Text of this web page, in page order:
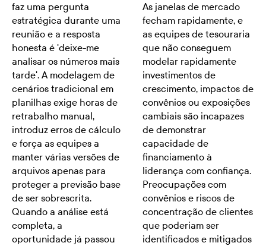
faz uma pergunta
estratégica durante uma
reunião e a resposta
honesta é 'deixe-me
analisar os números mais
tarde'. A modelagem de
cenários tradicional em
planilhas exige horas de
retrabalho manual,
introduz erros de cálculo
e força as equipes a
manter várias versões de
arquivos apenas para
proteger a previsão base
de ser sobrescrita.
Quando a análise está
completa, a
oportunidade já passou
As janelas de mercado
fecham rapidamente, e
as equipes de tesouraria
que não conseguem
modelar rapidamente
investimentos de
crescimento, impactos de
convênios ou exposições
cambiais são incapazes
de demonstrar
capacidade de
financiamento à
liderança com confiança.
Preocupações com
convênios e riscos de
concentração de clientes
que poderiam ser
identificados e mitigados